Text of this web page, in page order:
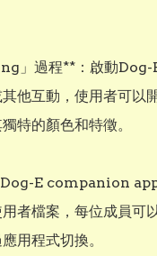
」過程**：啟動Dog-
其他互動，使用者可
特的顏色和特徵。
E companion
者檔案，每位成員可
用程式切換。